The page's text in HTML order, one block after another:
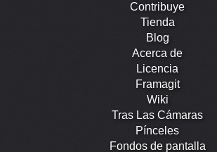
Contribuye
Tienda
Blog
Acerca de
Licencia
Framagit
Wiki
Tras Las Cámaras
Pínceles
Fondos de pantalla